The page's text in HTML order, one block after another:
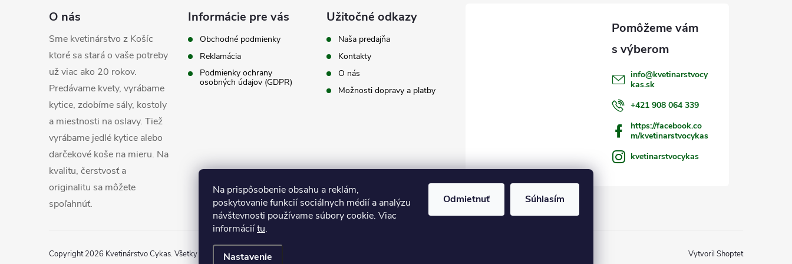
Na prispôsobenie obsahu a reklám,
poskytovanie funkcií sociálnych médií a analýzu
návštevnosti používame súbory cookie. Viac
informáciítu.
Nastavenie
Odmietnuť Súhlasím
O nás
Sme kvetinárstvo z Košíc
ktoré sa stará o vaše potreby
už viac ako 20 rokov.
Predávame kvety, vyrábame
kytice, zdobíme sály, kostoly
a miestnosti na oslavy. Tiež
vyrábame jedlé kytice alebo
darčekové koše na mieru. Na
kvalitu, čerstvosť a
originalitu sa môžete
spoľahnúť.
Informácie pre vás
Obchodné podmienky
Reklamácia
Podmienky ochrany
osobných údajov (GDPR)
Užitočné odkazy
Naša predajňa
Kontakty
O nás
Možnosti dopravy a platby
info@kvetinarstvocy
kas.sk
+421 908 064 339
https://facebook.co
m/kvetinarstvocykas
kvetinarstvocykas
Vytvoril Shoptet
Copyright 2026 Kvetinárstvo Cykas. Všetky práva vyhradené.Upraviť nastavenie cookies